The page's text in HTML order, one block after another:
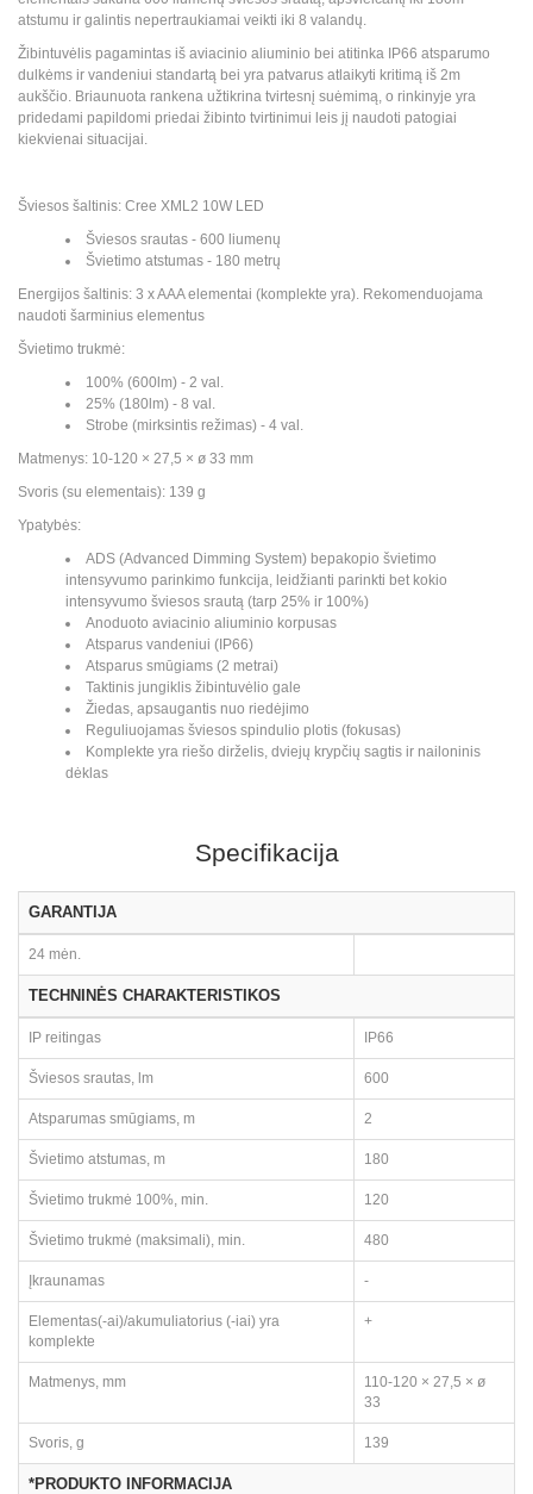
atstumu ir galintis nepertraukiamai veikti iki 8 valandų.
Žibintuvėlis pagamintas iš aviacinio aliuminio bei atitinka IP66 atsparumo
dulkėms ir vandeniui standartą bei yra patvarus atlaikyti kritimą iš 2m
aukščio. Briaunuota rankena užtikrina tvirtesnį suėmimą, o rinkinyje yra
pridedami papildomi priedai žibinto tvirtinimui leis jį naudoti patogiai
kiekvienai situacijai.
Šviesos šaltinis: Cree XML2 10W LED
Šviesos srautas - 600 liumenų
Švietimo atstumas - 180 metrų
Energijos šaltinis: 3 x AAA elementai (komplekte yra). Rekomenduojama
naudoti šarminius elementus
Švietimo trukmė:
100% (600lm) - 2 val.
25% (180lm) - 8 val.
Strobe (mirksintis režimas) - 4 val.
Matmenys: 10-120 × 27,5 × ø 33 mm
Svoris (su elementais): 139 g
Ypatybės:
ADS (Advanced Dimming System) bepakopio švietimo
intensyvumo parinkimo funkcija, leidžianti parinkti bet kokio
intensyvumo šviesos srautą (tarp 25% ir 100%)
Anoduoto aviacinio aliuminio korpusas
Atsparus vandeniui (IP66)
Atsparus smūgiams (2 metrai)
Taktinis jungiklis žibintuvėlio gale
Žiedas, apsaugantis nuo riedėjimo
Reguliuojamas šviesos spindulio plotis (fokusas)
Komplekte yra riešo dirželis, dviejų krypčių sagtis ir nailoninis
dėklas
Specifikacija
GARANTIJA
24 mėn.
TECHNINĖS CHARAKTERISTIKOS
IP reitingas IP66
Šviesos srautas, lm 600
Atsparumas smūgiams, m 2
Švietimo atstumas, m 180
Švietimo trukmė 100%, min. 120
Švietimo trukmė (maksimali), min. 480
Įkraunamas -
Elementas(-ai)/akumuliatorius (-iai) yra
komplekte
+
Matmenys, mm
110-120 × 27,5 × ø
33
Svoris, g 139
*PRODUKTO INFORMACIJA